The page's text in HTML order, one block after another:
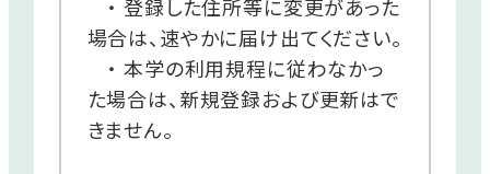
・ 登録した住所等に変更があった
場合は、速やかに届け出てください。
・ 本学の利用規程に従わなかっ
た場合は、新規登録および更新はで
きません。